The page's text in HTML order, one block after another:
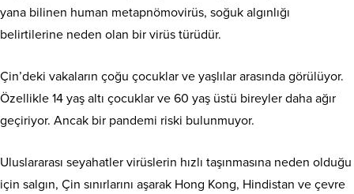
yana bilinen human metapnömovirüs, soğuk algınlığı
belirtilerine neden olan bir virüs türüdür.
Çin’deki vakaların çoğu çocuklar ve yaşlılar arasında görülüyor.
Özellikle 14 yaş altı çocuklar ve 60 yaş üstü bireyler daha ağır
geçiriyor. Ancak bir pandemi riski bulunmuyor.
Uluslararası seyahatler virüslerin hızlı taşınmasına neden olduğu
için salgın, Çin sınırlarını aşarak Hong Kong, Hindistan ve çevre